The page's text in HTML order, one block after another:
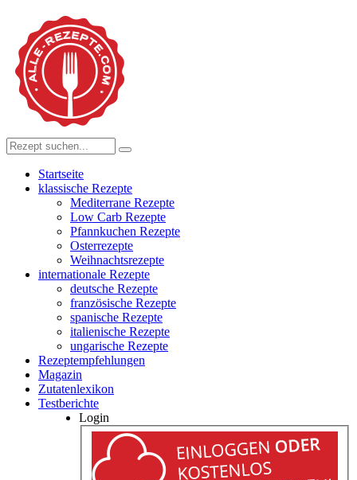
Startseite
klassische Rezepte
Mediterrane Rezepte
Low Carb Rezepte
Pfannkuchen Rezepte
Osterrezepte
Weihnachtsrezepte
internationale Rezepte
deutsche Rezepte
französische Rezepte
spanische Rezepte
italienische Rezepte
ungarische Rezepte
Rezeptempfehlungen
Magazin
Zutatenlexikon
Testberichte
Login